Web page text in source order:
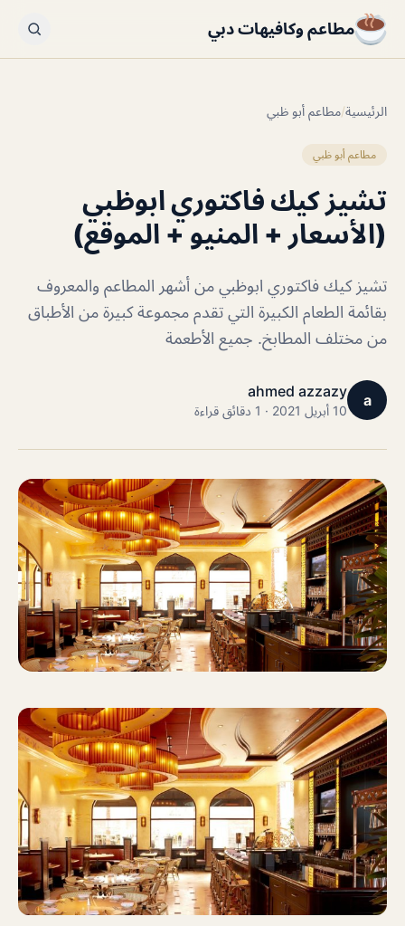
مطاعم وكافيهات دبي
الرئيسية/مطاعم أبو ظبي
مطاعم أبو ظبي
تشيز كيك فاكتوري ابوظبي
(الأسعار + المنيو + الموقع)
تشيز كيك فاكتوري ابوظبي من أشهر المطاعم والمعروف
بقائمة الطعام الكبيرة التي تقدم مجموعة كبيرة من الأطباق
من مختلف المطابخ. جميع الأطعمة
a
ahmed azzazy
10 أبريل 2021 · 1 دقائق قراءة